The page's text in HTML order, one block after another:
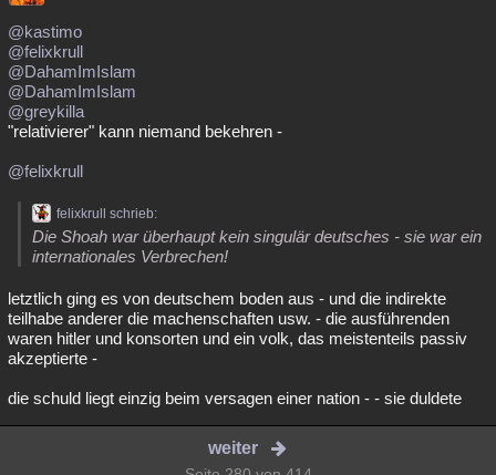
@kastimo
@felixkrull
@DahamImIslam
@DahamImIslam
@greykilla
"relativierer" kann niemand bekehren -
@felixkrull
felixkrull schrieb:
Die Shoah war überhaupt kein singulär deutsches - sie war ein
internationales Verbrechen!
letztlich ging es von deutschem boden aus - und die indirekte
teilhabe anderer die machenschaften usw. - die ausführenden
waren hitler und konsorten und ein volk, das meistenteils passiv
akzeptierte -
die schuld liegt einzig beim versagen einer nation - - sie duldete
weiter